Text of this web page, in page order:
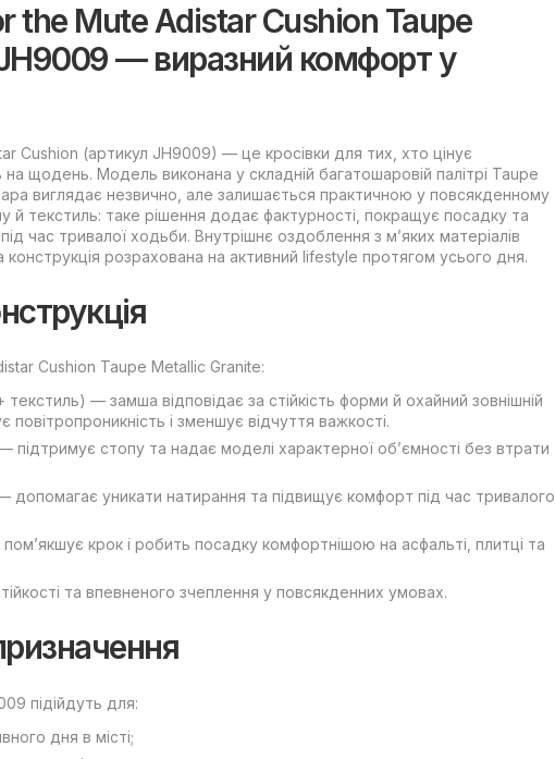
the Mute Adistar Cushion Taupe
— виразний комфорт у
Cushion (артикул JH9009) — це кросівки для тих, хто цінує
на щодень. Модель виконана у складній багатошаровій палітрі Taupe
виглядає незвично, але залишається практичною у повсякденному
й текстиль: таке рішення додає фактурності, покращує посадку та
час тривалої ходьби. Внутрішнє оздоблення з м’яких матеріалів
розрахована на активний lifestyle протягом усього дня.
Cushion Taupe Metallic Granite:
— замша відповідає за стійкість форми й охайний зовнішній
і зменшує відчуття важкості.
підтримує стопу та надає моделі характерної об’ємності без втрати
допомагає уникати натирання та підвищує комфорт під час тривалого
крок і робить посадку комфортнішою на асфальті, плитці та
та впевненого зчеплення у повсякденних умовах.
підійдуть для:
дня в місті;